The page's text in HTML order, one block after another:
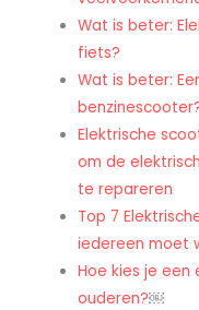
Wat is beter:
fiets?
Wat is beter:
Elektrische
om de
te repareren
Top 7
iedereen moet
Hoe kies je een
ouderen?￼